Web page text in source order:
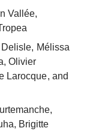
Vallée,
Mélissa
Olivier
Larocque, and
Brigitte